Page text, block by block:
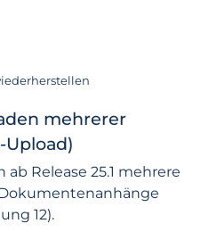
mehrerer
Release 25.1 mehrere
12).